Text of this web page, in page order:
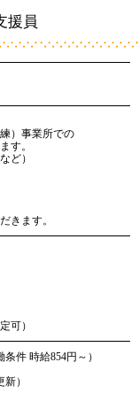
援員
）事業所での
す。
ど）
きます。
可）
件 時給854円～）
）